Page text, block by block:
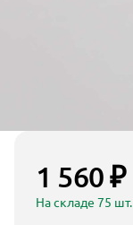
1 560 ₽
На складе 75 шт.